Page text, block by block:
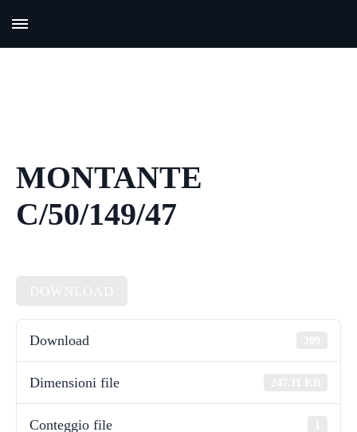
MONTANTE
C/50/149/47
Download
Dimensioni file
Conteggio file